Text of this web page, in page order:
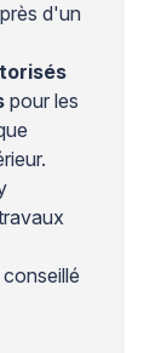
d'un
pour les